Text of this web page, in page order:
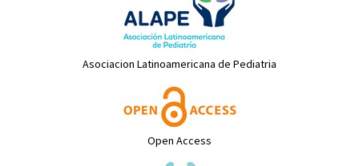
Asociacion Latinoamericana de Pediatria
Open Access